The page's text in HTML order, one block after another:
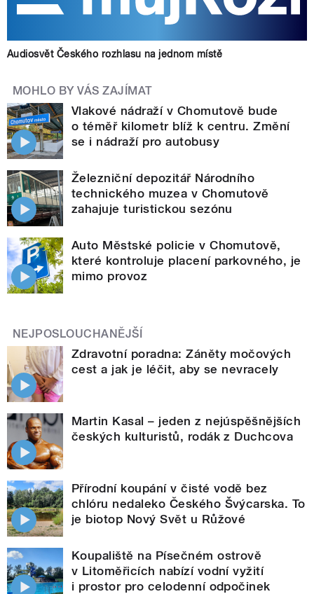
Audiosvět Českého rozhlasu na jednom místě
MOHLO BY VÁS ZAJÍMAT
Vlakové nádraží v Chomutově bude
o téměř kilometr blíž k centru. Změní
se i nádraží pro autobusy
Železniční depozitář Národního
technického muzea v Chomutově
zahajuje turistickou sezónu
Auto Městské policie v Chomutově,
které kontroluje placení parkovného, je
mimo provoz
NEJPOSLOUCHANĚJŠÍ
Zdravotní poradna: Záněty močových
cest a jak je léčit, aby se nevracely
Martin Kasal – jeden z nejúspěšnějších
českých kulturistů, rodák z Duchcova
Přírodní koupání v čisté vodě bez
chlóru nedaleko Českého Švýcarska. To
je biotop Nový Svět u Růžové
Koupaliště na Písečném ostrově
v Litoměřicích nabízí vodní vyžití
i prostor pro celodenní odpočinek